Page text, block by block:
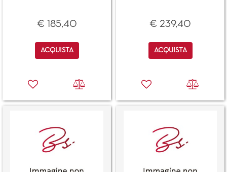
€ 185,40
Quantità
ACQUISTA
€ 239,40
Quantità
ACQUISTA